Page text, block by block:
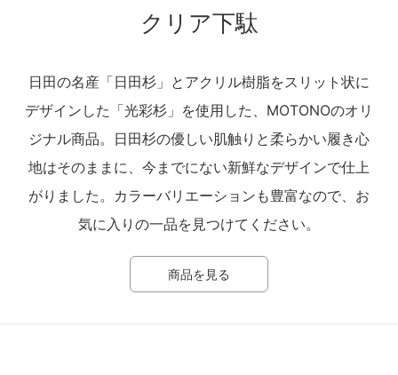
クリア下駄
日田の名産「日田杉」とアクリル樹脂をスリット状に
デザインした「光彩杉」を使用した、MOTONOのオリ
ジナル商品。日田杉の優しい肌触りと柔らかい履き心
地はそのままに、今までにない新鮮なデザインで仕上
がりました。カラーバリエーションも豊富なので、お
気に入りの一品を見つけてください。
商品を見る